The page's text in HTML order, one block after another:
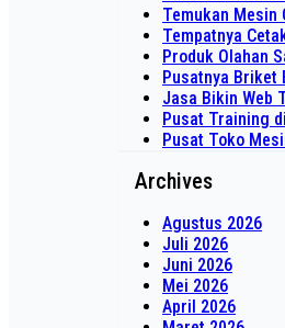
Temukan Mesin
Tempatnya
Produk Olahan
Pusatnya Briket
Jasa Bikin Web
Pusat Training
Pusat Toko
Archives
Agustus 2026
Juli 2026
Juni 2026
Mei 2026
April 2026